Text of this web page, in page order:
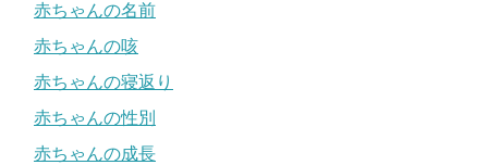
赤ちゃんの名前
赤ちゃんの咳
赤ちゃんの寝返り
赤ちゃんの性別
赤ちゃんの成長